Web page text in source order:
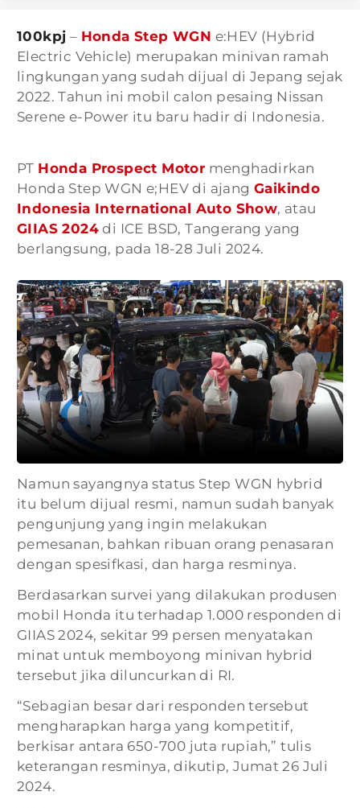
100kpj – Honda Step WGN e:HEV (Hybrid
Electric Vehicle) merupakan minivan ramah
lingkungan yang sudah dijual di Jepang sejak
2022. Tahun ini mobil calon pesaing Nissan
Serene e-Power itu baru hadir di Indonesia.
PT Honda Prospect Motor menghadirkan
Honda Step WGN e;HEV di ajang Gaikindo
Indonesia International Auto Show, atau
GIIAS 2024 di ICE BSD, Tangerang yang
berlangsung, pada 18-28 Juli 2024.
Namun sayangnya status Step WGN hybrid
itu belum dijual resmi, namun sudah banyak
pengunjung yang ingin melakukan
pemesanan, bahkan ribuan orang penasaran
dengan spesifkasi, dan harga resminya.
Berdasarkan survei yang dilakukan produsen
mobil Honda itu terhadap 1.000 responden di
GIIAS 2024, sekitar 99 persen menyatakan
minat untuk memboyong minivan hybrid
tersebut jika diluncurkan di RI.
“Sebagian besar dari responden tersebut
mengharapkan harga yang kompetitif,
berkisar antara 650-700 juta rupiah,” tulis
keterangan resminya, dikutip, Jumat 26 Juli
2024.